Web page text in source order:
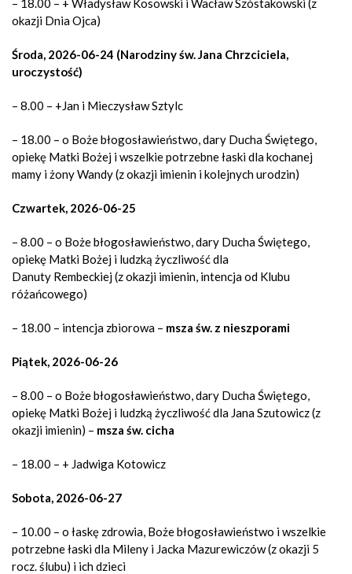
– 18.00 – + Władysław Kosowski i Wacław Szóstakowski (z
okazji Dnia Ojca)
Środa, 2026-06-24 (Narodziny św. Jana Chrzciciela,
uroczystość)
– 8.00 – +Jan i Mieczysław Sztylc
– 18.00 – o Boże błogosławieństwo, dary Ducha Świętego,
opiekę Matki Bożej i wszelkie potrzebne łaski dla kochanej
mamy i żony Wandy (z okazji imienin i kolejnych urodzin)
Czwartek, 2026-06-25
– 8.00 – o Boże błogosławieństwo, dary Ducha Świętego,
opiekę Matki Bożej i ludzką życzliwość dla
Danuty Rembeckiej (z okazji imienin, intencja od Klubu
różańcowego)
– 18.00 – intencja zbiorowa – msza św. z nieszporami
Piątek, 2026-06-26
– 8.00 – o Boże błogosławieństwo, dary Ducha Świętego,
opiekę Matki Bożej i ludzką życzliwość dla Jana Szutowicz (z
okazji imienin) – msza św. cicha
– 18.00 – + Jadwiga Kotowicz
Sobota, 2026-06-27
– 10.00 – o łaskę zdrowia, Boże błogosławieństwo i wszelkie
potrzebne łaski dla Mileny i Jacka Mazurewiczów (z okazji 5
rocz. ślubu) i ich dzieci